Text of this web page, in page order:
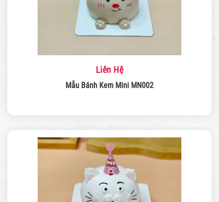
Liên Hệ
Mẫu Bánh Kem Mini MN002